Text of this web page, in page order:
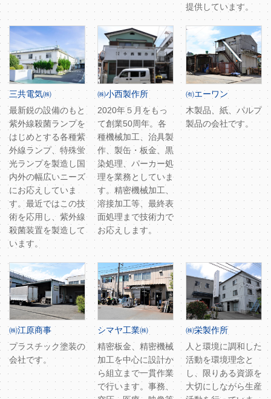
提供しています。
三共電気㈱
最新鋭の設備のもと
紫外線殺菌ランプを
はじめとする各種紫
外線ランプ、特殊蛍
光ランプを製造し国
内外の幅広いニーズ
にお応えしていま
す。最近ではこの技
術を応用し、紫外線
殺菌装置を製造して
います。
㈱小西製作所
2020年５月をもっ
て創業50周年。各
種機械加工、治具製
作、製缶・板金、黒
染処理、パーカー処
理を業務としていま
す。精密機械加工、
溶接加工等、最終表
面処理まで技術力で
お応えします。
㈲エーワン
木製品、紙、パルプ
製品の会社です。
㈱江原商事
プラスチック塗装の
会社です。
シマヤ工業㈱
精密板金、精密機械
加工を中心に設計か
ら組立まで一貫作業
で行います。事務、
㈱栄製作所
人と環境に調和した
活動を環境理念と
し、限りある資源を
大切にしながら生産